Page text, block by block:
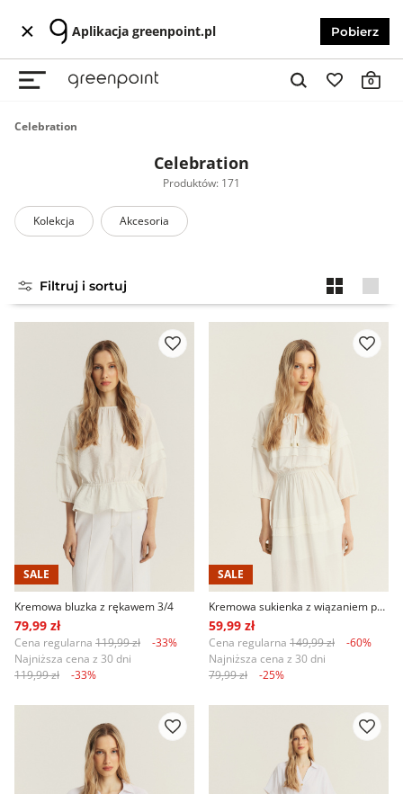
Aplikacja greenpoint.pl Pobierz
0
Celebration
Celebration
Produktów: 171
Kolekcja Akcesoria
Filtruj i sortuj
SALE
Kremowa bluzka z rękawem 3/4
79,99 zł
Cena regularna 119,99 zł
-33%
Najniższa cena z 30 dni
119,99 zł
-33%
SALE
59,99 zł
Cena regularna 149,99 zł
-60%
Najniższa cena z 30 dni
79,99 zł
-25%